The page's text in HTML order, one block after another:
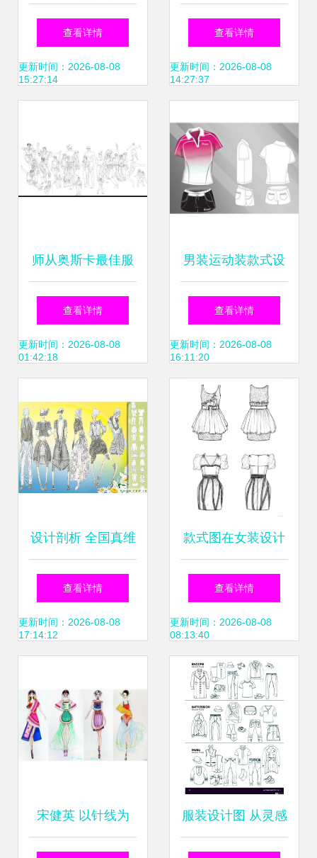
装设计，美哭了
Holly 服装设计
查看详情
更新时间：2026-08-08
15:27:14
心思密码 那些你没
想法的细节
查看详情
更新时间：2026-08-08
14:27:37
师从奥斯卡最佳服
装设计得主，她在
做东方美学的戏服
查看详情
更新时间：2026-08-08
01:42:18
男装运动装款式设
计 机能与美学的融
合
查看详情
更新时间：2026-08-08
16:11:20
设计剖析 全国真维
斯杯休闲装设计大
赛的作品构思与创
查看详情
更新时间：2026-08-08
17:14:12
款式图在女装设计
中的核心作用与表
现技法
查看详情
更新时间：2026-08-08
08:13:40
宋健英 以针线为 服装设计图 从灵感